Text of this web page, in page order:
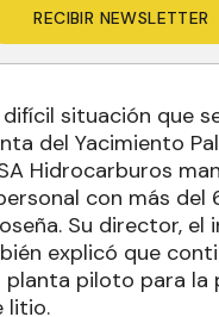
RECIBIR NEWSLETTER
situación que
del Yacimiento
Hidrocarburos
con más del
Su director, el
explicó que
planta piloto para la
litio.